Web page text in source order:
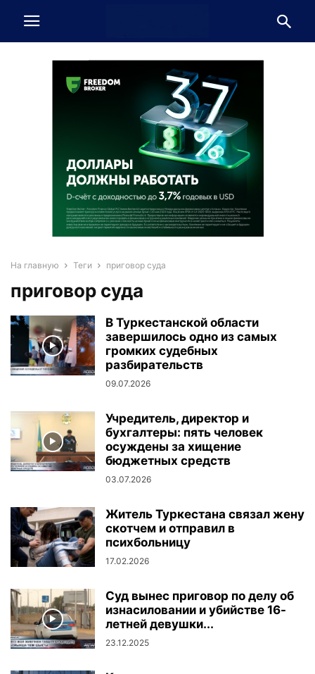
На главную Теги приговор суда
приговор суда
В Туркестанской области
завершилось одно из самых
громких судебных
разбирательств
09.07.2026
Учредитель, директор и
бухгалтеры: пять человек
осуждены за хищение
бюджетных средств
03.07.2026
Житель Туркестана связал жену
скотчем и отправил в
психбольницу
17.02.2026
Суд вынес приговор по делу об
изнасиловании и убийстве 16-
летней девушки...
23.12.2025